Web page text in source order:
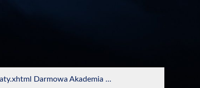
Darmowa Akademia ...